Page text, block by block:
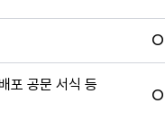
O
포 공문 서식 등
O